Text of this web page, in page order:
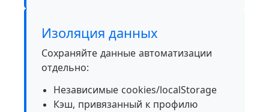
Изоляция данных
Сохраняйте данные автоматизации
отдельно:
Независимые cookies/localStorage
Кэш, привязанный к профилю